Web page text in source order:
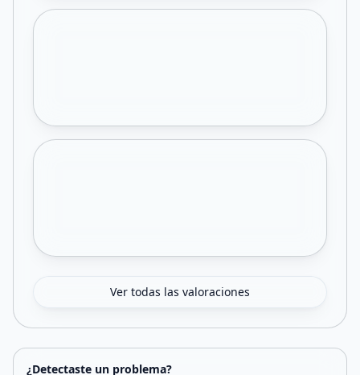
Ver todas las valoraciones
¿Detectaste un problema?